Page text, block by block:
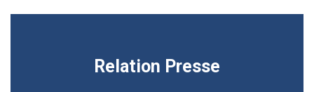
Relation Presse